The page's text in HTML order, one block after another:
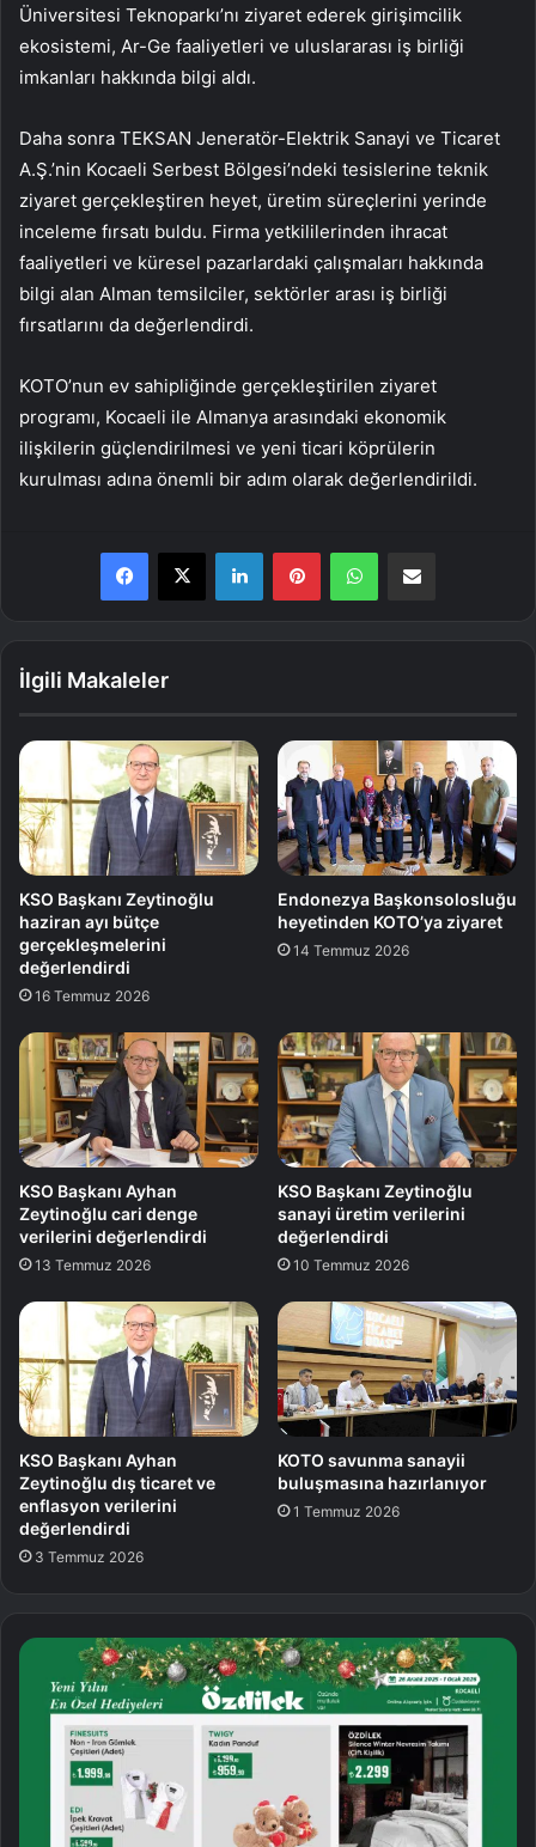
Üniversitesi Teknoparkı’nı ziyaret ederek girişimcilik
ekosistemi, Ar-Ge faaliyetleri ve uluslararası iş birliği
imkanları hakkında bilgi aldı.
Daha sonra TEKSAN Jeneratör-Elektrik Sanayi ve Ticaret
A.Ş.’nin Kocaeli Serbest Bölgesi’ndeki tesislerine teknik
ziyaret gerçekleştiren heyet, üretim süreçlerini yerinde
inceleme fırsatı buldu. Firma yetkililerinden ihracat
faaliyetleri ve küresel pazarlardaki çalışmaları hakkında
bilgi alan Alman temsilciler, sektörler arası iş birliği
fırsatlarını da değerlendirdi.
KOTO’nun ev sahipliğinde gerçekleştirilen ziyaret
programı, Kocaeli ile Almanya arasındaki ekonomik
ilişkilerin güçlendirilmesi ve yeni ticari köprülerin
kurulması adına önemli bir adım olarak değerlendirildi.
İlgili Makaleler
KSO Başkanı Zeytinoğlu
haziran ayı bütçe
gerçekleşmelerini
değerlendirdi
16 Temmuz 2026
Endonezya Başkonsolosluğu
heyetinden KOTO’ya ziyaret
14 Temmuz 2026
KSO Başkanı Ayhan
Zeytinoğlu cari denge
verilerini değerlendirdi
13 Temmuz 2026
KSO Başkanı Zeytinoğlu
sanayi üretim verilerini
değerlendirdi
10 Temmuz 2026
KSO Başkanı Ayhan
Zeytinoğlu dış ticaret ve
enflasyon verilerini
değerlendirdi
3 Temmuz 2026
KOTO savunma sanayii
buluşmasına hazırlanıyor
1 Temmuz 2026